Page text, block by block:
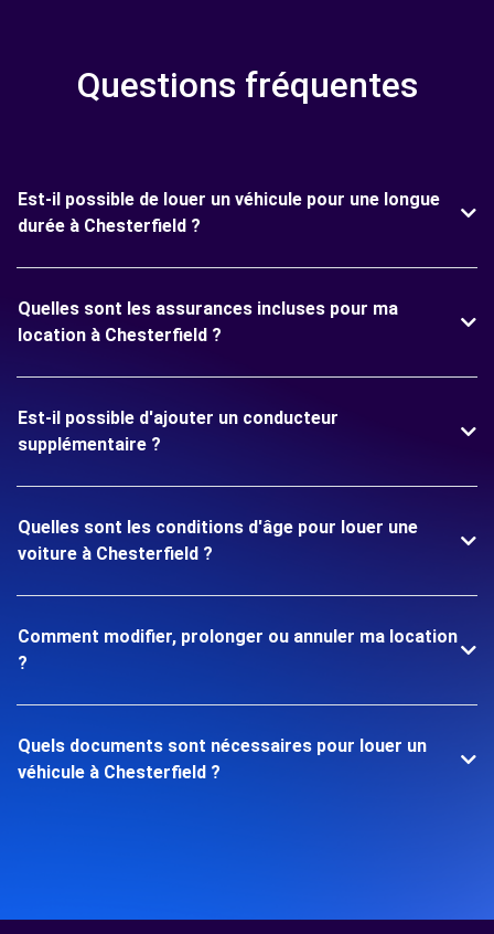
Questions fréquentes
Est-il possible de louer un véhicule pour une longue
durée à Chesterfield ?
Quelles sont les assurances incluses pour ma
location à Chesterfield ?
Est-il possible d'ajouter un conducteur
supplémentaire ?
Quelles sont les conditions d'âge pour louer une
voiture à Chesterfield ?
Comment modifier, prolonger ou annuler ma location
?
Quels documents sont nécessaires pour louer un
véhicule à Chesterfield ?